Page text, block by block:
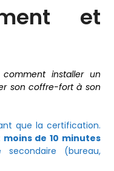
et
installer un
son coffre-fort à son
que la certification.
de 10 minutes
(bureau,